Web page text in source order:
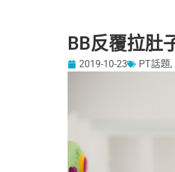
BB反覆拉肚
2019-10-23 PT話題,